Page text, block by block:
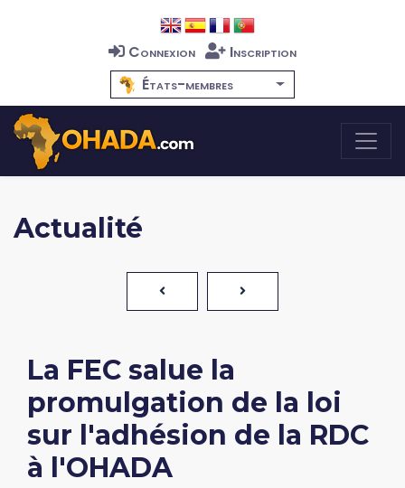
Connexion
Inscription
États-membres
Actualité
La FEC salue la
promulgation de la loi
sur l'adhésion de la RDC
à l'OHADA